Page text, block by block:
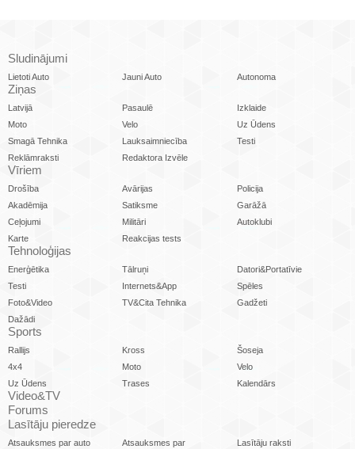
Sludinājumi
Lietoti Auto Jauni Auto Autonoma
Ziņas
Latvijā Pasaulē
Izklaide
Moto
Velo
Uz Ūdens
Smagā Tehnika
Lauksaimniecība
Testi
Reklāmraksti
Redaktora Izvēle
Vīriem
Drošība Avārijas
Policija
Akadēmija
Satiksme
Garāžā
Ceļojumi
Militāri
Autoklubi
Karte
Reakcijas tests
Tehnoloģijas
Enerģētika Tālruņi
Datori&Portatīvie
Testi
Internets&App
Spēles
Foto&Video
TV&Cita Tehnika
Gadžeti
Dažādi
Sports
Rallijs Kross
Šoseja
4x4
Moto
Velo
Uz Ūdens
Trases Kalendārs
Video&TV
Forums
Lasītāju pieredze
Atsauksmes par auto
Atsauksmes par
Lasītāju raksti